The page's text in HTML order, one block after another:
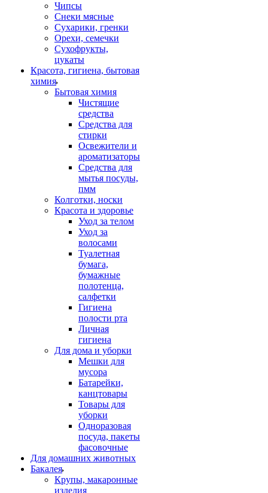
Чипсы
Снеки мясные
Сухарики, гренки
Орехи, семечки
Сухофрукты,
цукаты
Красота, гигиена, бытовая
химия
Бытовая химия
Чистящие
средства
Средства для
стирки
Освежители и
ароматизаторы
Средства для
мытья посуды,
пмм
Колготки, носки
Красота и здоровье
Уход за телом
Уход за
волосами
Туалетная
бумага,
бумажные
полотенца,
салфетки
Гигиена
полости рта
Личная
гигиена
Для дома и уборки
Мешки для
мусора
Батарейки,
канцтовары
Товары для
уборки
Одноразовая
посуда, пакеты
фасовочные
Для домашних животных
Бакалея
Крупы, макаронные
изделия